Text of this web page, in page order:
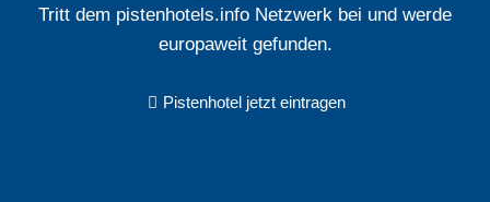
Tritt dem pistenhotels.info Netzwerk bei und werde
europaweit gefunden.
Pistenhotel jetzt eintragen